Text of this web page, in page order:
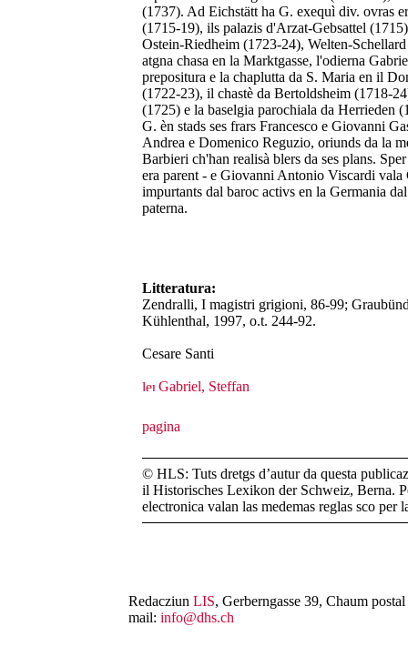
(1737). Ad Eichstätt ha G. exequì div. ovras
(1715-19), ils palazis d'Arzat-Gebsattel
Ostein-Riedheim (1723-24), Welten-
atgna chasa en la Marktgasse, l'odierna
prepositura e la chaplutta da S. Maria en il
(1722-23), il chastè da Bertoldsheim (1718-
(1725) e la baselgia parochiala da Herrieden
G. èn stads ses frars Francesco e Giovanni
Andrea e Domenico Reguzio, oriunds da la
Barbieri ch'han realisà blers da ses plans.
era parent - e Giovanni Antonio Viscardi vala
impurtants dal baroc activs en la Germania
paterna.
Litteratura:
Zendralli, I magistri grigioni, 86-99;
Kühlenthal, 1997, o.t. 244-92.
Cesare Santi
Gabriel, Steffan
© HLS: Tuts dretgs d’autur da questa
il Historisches Lexikon der Schweiz, Berna.
electronica valan las medemas reglas sco per
Redacziun LIS, Gerberngasse 39, Chaum
mail: info@dhs.ch